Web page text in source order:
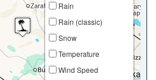
Rain
Rain (classic)
Snow
Temperature
Wind Speed